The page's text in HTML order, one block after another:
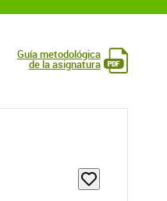
Guía metodológica
de la asignatura